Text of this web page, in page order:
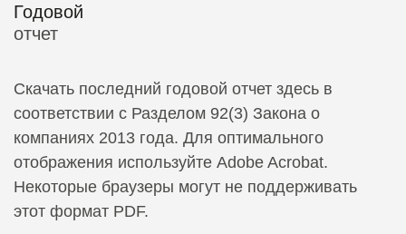
Годовой
отчет
Скачать последний годовой отчет здесь в
соответствии с Разделом 92(3) Закона о
компаниях 2013 года. Для оптимального
отображения используйте Adobe Acrobat.
Некоторые браузеры могут не поддерживать
этот формат PDF.